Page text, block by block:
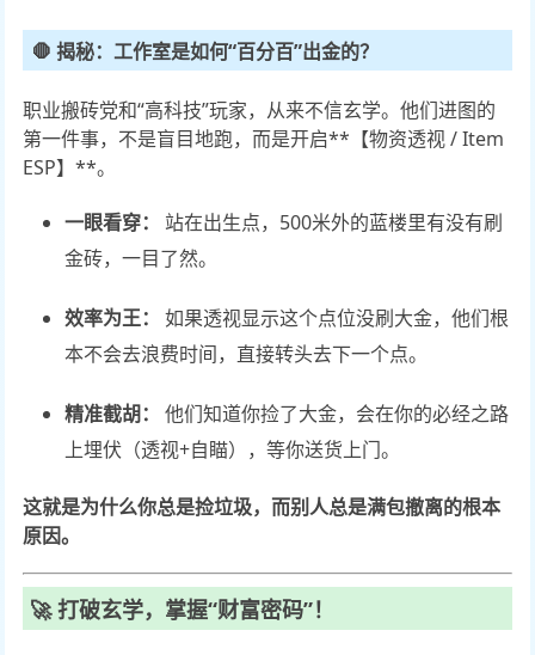
🛑 揭秘：工作室是如何“百分百”出金的？
职业搬砖党和“高科技”玩家，从来不信玄学。他们进图的
第一件事，不是盲目地跑，而是开启**【物资透视 / Item
ESP】**。
一眼看穿：
站在出生点，500米外的蓝楼里有没有刷
金砖，一目了然。
效率为王：
如果透视显示这个点位没刷大金，他们根
本不会去浪费时间，直接转头去下一个点。
精准截胡：
他们知道你捡了大金，会在你的必经之路
上埋伏（透视+自瞄），等你送货上门。
这就是为什么你总是捡垃圾，而别人总是满包撤离的根本
原因。
🚀 打破玄学，掌握“财富密码”！